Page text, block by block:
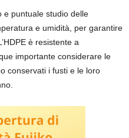
e puntuale studio delle
e umidità, per garantire
è resistente a
importante considerare le
conservati i fusti e le loro